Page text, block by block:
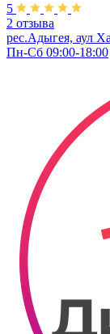
5
2 отзыва
рес.Адыгея, аул
Пн-Сб 09:00-18:00